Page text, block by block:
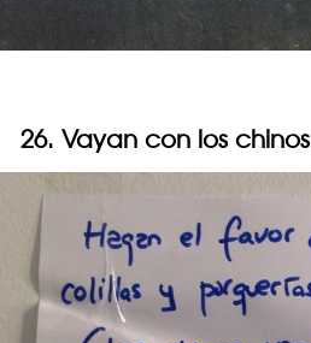
26. Vayan con los chinos